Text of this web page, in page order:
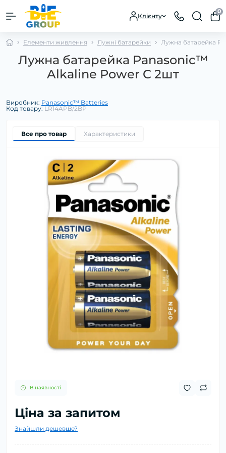
Клієнту
0
Елементи живлення Лужні батарейки Лужна батарейка
Лужна батарейка Panasonic™
Alkaline Power C 2шт
Виробник: Panasonic™ Batteries
Код товару: LR14APB/2BP
Все про товар Характеристики
В наявності
Ціна за запитом
Знайшли дешевше?